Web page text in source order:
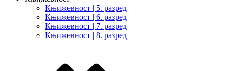
Књижевност | 5. разред
Књижевност | 6. разред
Књижевност | 7. разред
Књижевност | 8. разред